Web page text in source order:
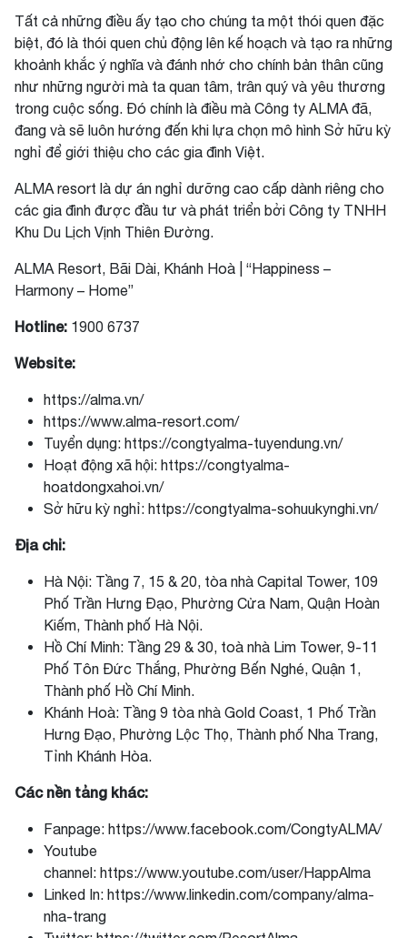
Tất cả những điều ấy tạo cho chúng ta một thói quen đặc
biệt, đó là thói quen chủ động lên kế hoạch và tạo ra những
khoảnh khắc ý nghĩa và đánh nhớ cho chính bản thân cũng
như những người mà ta quan tâm, trân quý và yêu thương
trong cuộc sống. Đó chính là điều mà Công ty ALMA đã,
đang và sẽ luôn hướng đến khi lựa chọn mô hình Sở hữu kỳ
nghỉ để giới thiệu cho các gia đình Việt.
ALMA resort là dự án nghỉ dưỡng cao cấp dành riêng cho
các gia đình được đầu tư và phát triển bởi Công ty TNHH
Khu Du Lịch Vịnh Thiên Đường.
ALMA Resort, Bãi Dài, Khánh Hoà | “Happiness –
Harmony – Home”
Hotline: 1900 6737
Website:
https://alma.vn/
https://www.alma-resort.com/
Tuyển dụng: https://congtyalma-tuyendung.vn/
Hoạt động xã hội: https://congtyalma-
hoatdongxahoi.vn/
Sở hữu kỳ nghỉ: https://congtyalma-sohuukynghi.vn/
Địa chỉ:
Hà Nội: Tầng 7, 15 & 20, tòa nhà Capital Tower, 109
Phố Trần Hưng Đạo, Phường Cửa Nam, Quận Hoàn
Kiếm, Thành phố Hà Nội.
Hồ Chí Minh: Tầng 29 & 30, toà nhà Lim Tower, 9-11
Phố Tôn Đức Thắng, Phường Bến Nghé, Quận 1,
Thành phố Hồ Chí Minh.
Khánh Hoà: Tầng 9 tòa nhà Gold Coast, 1 Phố Trần
Hưng Đạo, Phường Lộc Thọ, Thành phố Nha Trang,
Tỉnh Khánh Hòa.
Các nền tảng khác:
Fanpage: https://www.facebook.com/CongtyALMA/
Youtube
channel: https://www.youtube.com/user/HappAlma
Linked In: https://www.linkedin.com/company/alma-
nha-trang